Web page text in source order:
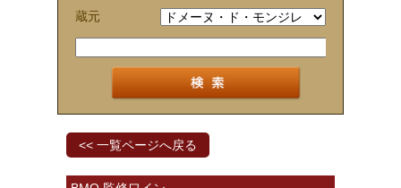
蔵元
<< 一覧ページへ戻る